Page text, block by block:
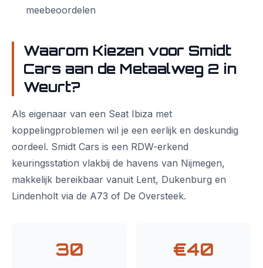
meebeoordelen
Waarom Kiezen voor Smidt
Cars aan de Metaalweg 2 in
Weurt?
Als eigenaar van een Seat Ibiza met
koppelingproblemen wil je een eerlijk en deskundig
oordeel. Smidt Cars is een RDW-erkend
keuringsstation vlakbij de havens van Nijmegen,
makkelijk bereikbaar vanuit Lent, Dukenburg en
Lindenholt via de A73 of De Oversteek.
30 €40